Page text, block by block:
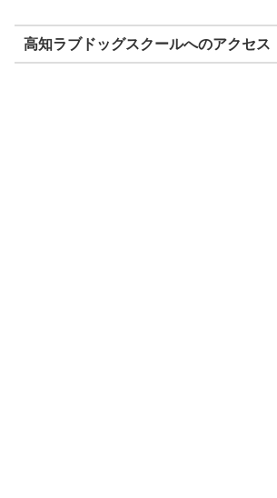
高知ラブドッグスクールへのアクセス